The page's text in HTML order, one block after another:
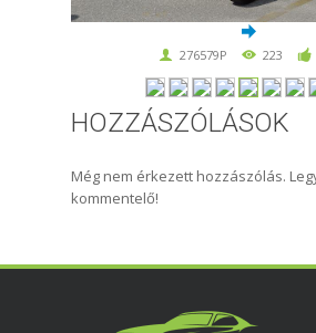
276579P 223
HOZZÁSZÓLÁSOK
Még nem érkezett hozzászólás.
kommentelő!